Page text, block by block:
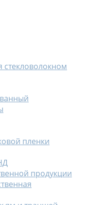
стекловолокном
пленки
продукции